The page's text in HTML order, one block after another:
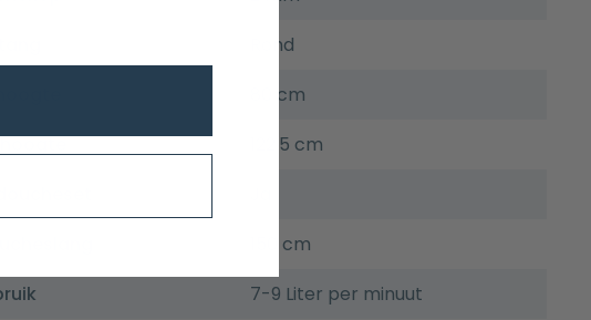
Rond
80 cm
122,5 cm
150 cm
7-9 Liter per minuut